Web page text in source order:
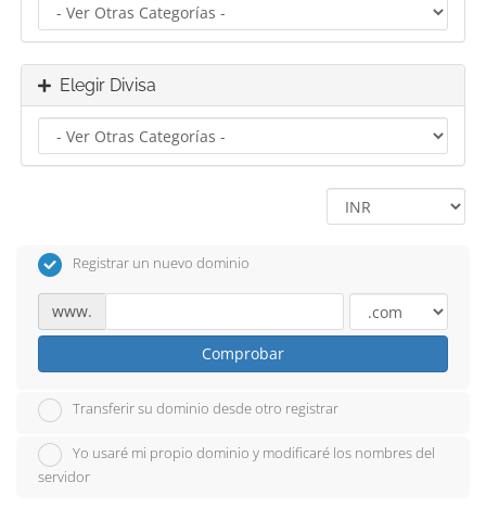
Elegir Divisa
Registrar un nuevo dominio
www.
Comprobar
Transferir su dominio desde otro registrar
Yo usaré mi propio dominio y modificaré los nombres del
servidor